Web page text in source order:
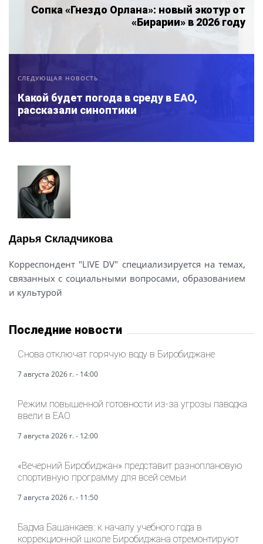
Сопка «Гнездо Орлана»: новый экотур от
«Бирарии» в 2026 году
СЛЕДУЮЩАЯ НОВОСТЬ
Какой будет погода в среду в ЕАО,
рассказали синоптики
Дарья Складчикова
Корреспондент "LIVE DV" специализируется на темах,
связанных с социальными вопросами, образованием
и культурой
Последние новости
Снова отключат горячую воду в Биробиджане
7 августа 2026 г. - 14:00
Режим повышенной готовности из-за угрозы паводка
ввели в ЕАО
7 августа 2026 г. - 12:00
«Вечерний Биробиджан» представит разноплановую
спортивную программу для всей семьи
7 августа 2026 г. - 11:50
Бадма Башанкаев: к началу учебного года в
коррекционной школе Биробиджана отремонтируют